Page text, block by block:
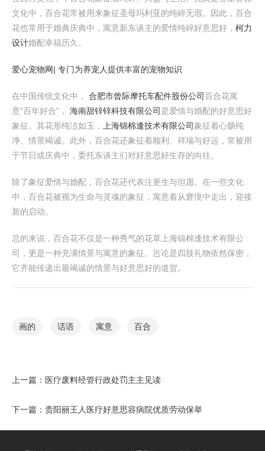
文化中，百合花常被用来象征圣母玛利亚的纯碎无瑕。因此，百合
花也常用于婚典庆典中，寓意新东谈主的爱情纯碎好意思好， 柯力
设计婚配幸福历久。
爱心宠物网| 专门为养宠人提供丰富的宠物知识
在中国传统文化中， 合肥市曾际摩托车配件股份公司百合花寓
意“百年好合”， 海南甜锌锌科技有限公司 是爱情与婚配的好意思好
象征。其花形纯洁如玉，
上海锦棉逢技术有限公司象征着心肠纯
净、情景竭诚。此外，百合花还象征着顺利、祥瑞与好运，常被用
于节日或庆典中，委托东谈主们对好意思好生存的向往。
除了象征爱情与婚配，百合花还代表注更生与但愿。在一些文化
中，百合花被视为生命与灵魂的象征，寓意着从窘境中走出，迎接
新的启动。
总的来说，百合花不仅是一种秀气的花草上海锦棉逢技术有限公
司，更是一种充满情景与寓意的象征。岂论是四肢礼物依然保密，
它齐能传递出最竭诚的情景与好意思好的道贺。
画的 话语 寓意 百合
上一篇： 医疗废料经管行政处罚主主见读
下一篇： 贵阳丽王人医疗好意思容病院优质劳动保举